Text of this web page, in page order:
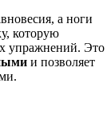
а ноги
которую
упражнений. Это
и позволяет